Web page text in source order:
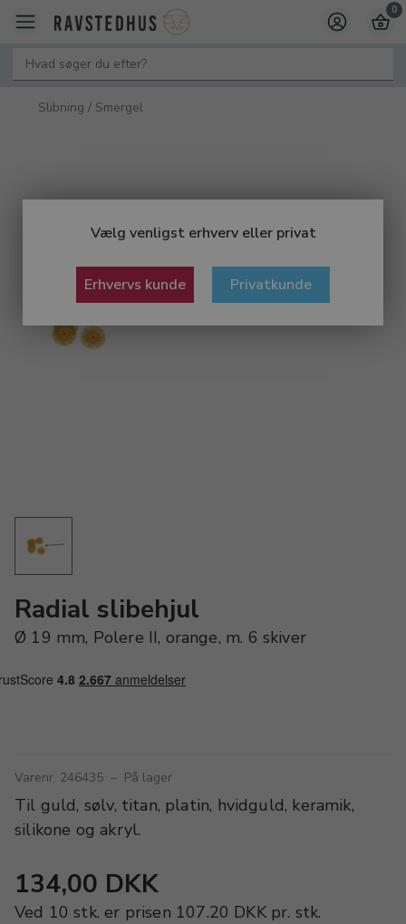
Vælg venligst erhverv eller privat
Erhvervs kunde Privatkunde
0
Slibning / Smergel
Radial slibehjul
Ø 19 mm, Polere II, orange, m. 6 skiver
Varenr. 246435 – På lager
Til guld, sølv, titan, platin, hvidguld, keramik,
silikone og akryl.
134,00 DKK
Ved 10 stk. er prisen 107.20 DKKpr. stk.